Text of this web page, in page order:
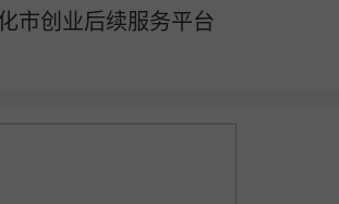
市创业后续服务平台